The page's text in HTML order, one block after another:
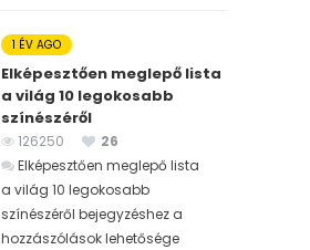
1 ÉV AGO
Elképesztően meglepő lista
a világ 10 legokosabb
színészéről
126250
26
Elképesztően meglepő lista
a világ 10 legokosabb
színészéről bejegyzéshez a
hozzászólások lehetősége